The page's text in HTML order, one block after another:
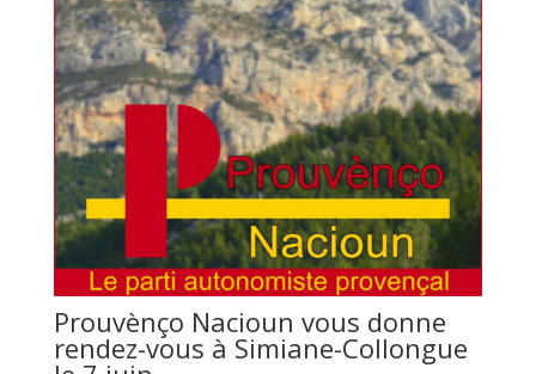
Prouvènço Nacioun vous donne
rendez-vous à Simiane-Collongue